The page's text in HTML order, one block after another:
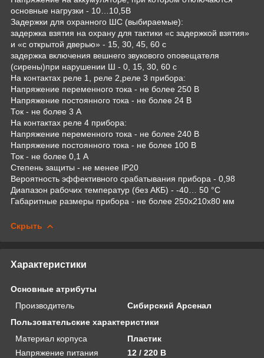
основные нагрузки - 10…10,5В
Задержки для охранного ШС (выбираемые):
задержка взятия на охрану для тактики «с задержкой взятия»
и «с открытой дверью» - 15, 30, 45, 60 с
задержка включения вешнего звукового оповещателя
(сирены)при нарушении Ш - 0, 15, 30, 60 с
На контактах реле 1, реле 2,реле 3 прибора:
Напряжение переменного тока - не более 250 В
Напряжение постоянного тока - не более 24 В
Ток - не более 3 А
На контактах реле 4 прибора:
Напряжение переменного тока - не более 240 В
Напряжение постоянного тока - не более 100 В
Ток - не более 0,1 А
Степень защиты - не менее IP20
Вероятность эффективного срабатывания прибора - 0,98
Диапазон рабочих температур (без АКБ) - -40… 50 °С
Габаритные размеры прибора - не более 250х210х80 мм
Скрыть
Характеристики
Основные атрибуты
Производитель
Сибирский Арсенал
Пользовательские характеристики
Материал корпуса
Пластик
Напряжение питания
12 / 220 В